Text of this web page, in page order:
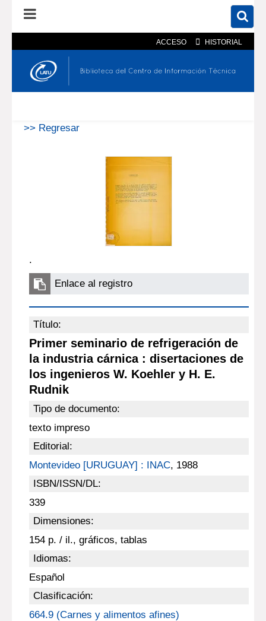
ACCESO HISTORIAL
En el catálogo En el sitio
>> Regresar
.
Enlace al registro
Título:
Primer seminario de refrigeración de
la industria cárnica : disertaciones de
los ingenieros W. Koehler y H. E.
Rudnik
Tipo de documento:
texto impreso
Editorial:
Montevideo [URUGUAY] : INAC, 1988
ISBN/ISSN/DL:
339
Dimensiones:
154 p. / il., gráficos, tablas
Idiomas:
Español
Clasificación:
664.9 (Carnes y alimentos afines)